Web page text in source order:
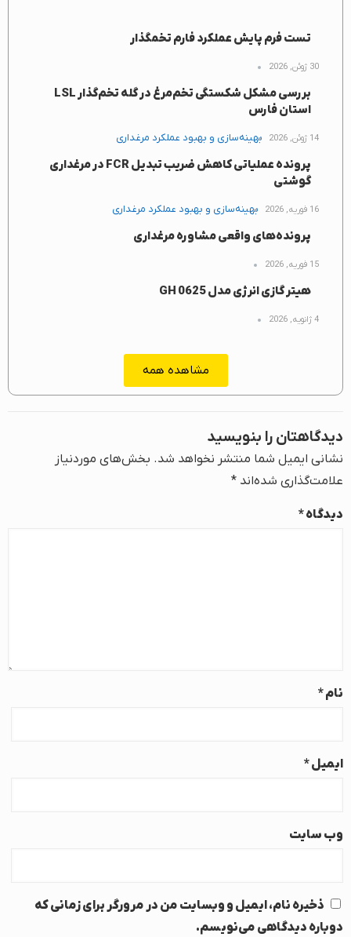
تست فرم پایش عملکرد فارم تخمگذار
30 ژوئن, 2026
بررسی مشکل شکستگی تخم‌مرغ در گله تخم‌گذار LSL
استان فارس
14 ژوئن, 2026 بهینه‌سازی و بهبود عملکرد مرغداری
پرونده عملیاتی کاهش ضریب تبدیل FCR در مرغداری
گوشتی
16 فوریه, 2026 بهینه‌سازی و بهبود عملکرد مرغداری
پرونده‌های واقعی مشاوره مرغداری
15 فوریه, 2026
هیتر گازی انرژی مدل GH 0625
4 ژانویه, 2026
مشاهده همه
دیدگاهتان را بنویسید
نشانی ایمیل شما منتشر نخواهد شد. بخش‌های موردنیاز
علامت‌گذاری شده‌اند *
دیدگاه*
نام*
ایمیل*
وب‌ سایت
ذخیره نام، ایمیل و وبسایت من در مرورگر برای زمانی که
دوباره دیدگاهی می‌نویسم.